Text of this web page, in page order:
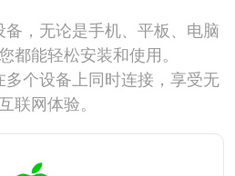
，无论是手机、平板、电脑
都能轻松安装和使用。
个设备上同时连接，享受无
联网体验。